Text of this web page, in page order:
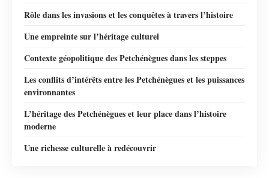
Rôle dans les invasions et les conquêtes à travers l’histoire
Une empreinte sur l’héritage culturel
Contexte géopolitique des Petchénègues dans les steppes
Les conflits d’intérêts entre les Petchénègues et les puissances
environnantes
L’héritage des Petchénègues et leur place dans l’histoire
moderne
Une richesse culturelle à redécouvrir